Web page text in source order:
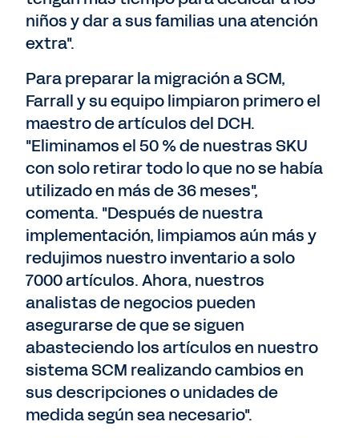
niños y dar a sus familias una atención
extra".
Para preparar la migración a SCM,
Farrall y su equipo limpiaron primero el
maestro de artículos del DCH.
"Eliminamos el 50 % de nuestras SKU
con solo retirar todo lo que no se había
utilizado en más de 36 meses",
comenta. "Después de nuestra
implementación, limpiamos aún más y
redujimos nuestro inventario a solo
7000 artículos. Ahora, nuestros
analistas de negocios pueden
asegurarse de que se siguen
abasteciendo los artículos en nuestro
sistema SCM realizando cambios en
sus descripciones o unidades de
medida según sea necesario".